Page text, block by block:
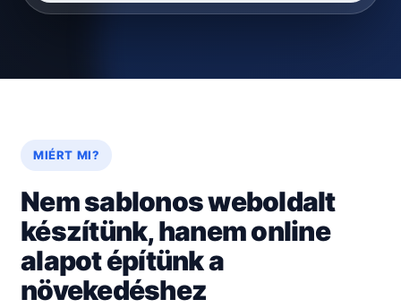
MIÉRT MI?
Nem sablonos weboldalt
készítünk, hanem online
alapot építünk a
növekedéshez